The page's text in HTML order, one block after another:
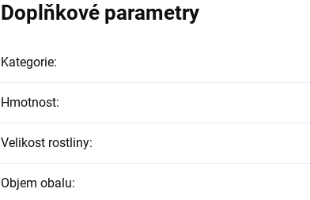
Doplňkové parametry
Kategorie:
Hmotnost:
Velikost rostliny:
Objem obalu: